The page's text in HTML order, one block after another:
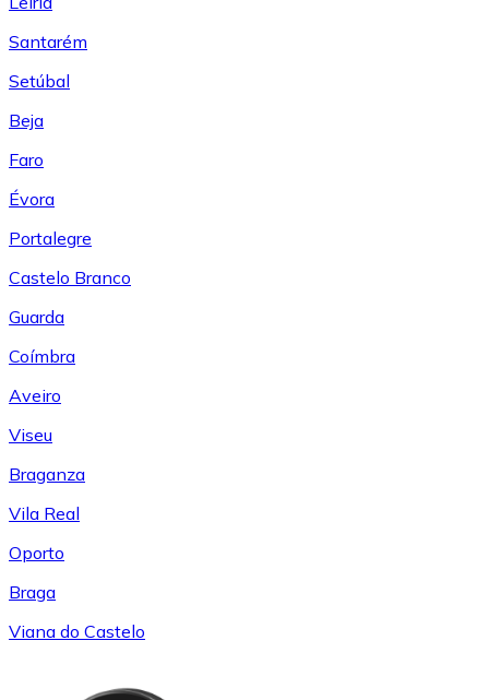
Santarém
Setúbal
Beja
Faro
Évora
Portalegre
Castelo Branco
Guarda
Coímbra
Aveiro
Viseu
Braganza
Vila Real
Oporto
Braga
Viana do Castelo